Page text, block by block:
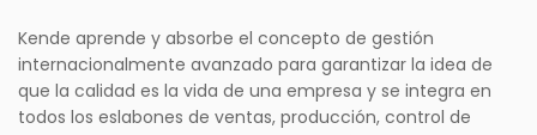
Kende aprende y absorbe el concepto de gestión
internacionalmente avanzado para garantizar la idea de
que la calidad es la vida de una empresa y se integra en
todos los eslabones de ventas, producción, control de